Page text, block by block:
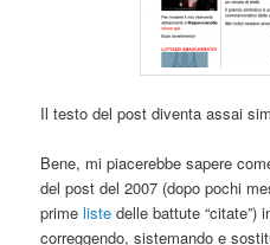
Il testo del post diventa assai
Bene, mi piacerebbe sapere
del post del 2007 (dopo pochi
primeliste delle battute “citate”)
correggendo, sistemando e